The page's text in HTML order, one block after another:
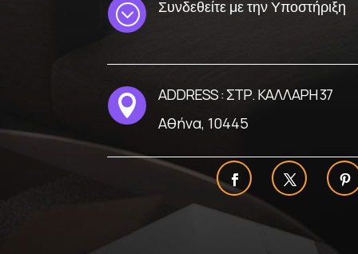
; Συνδεθείτε με την Υποστήριξη

ADDRESS : ΣΤΡ. ΚΑΛΛΑΡΗ 37
Αθήνα, 10445
Χρησιμοποιούμε cookies για
You can find out more about